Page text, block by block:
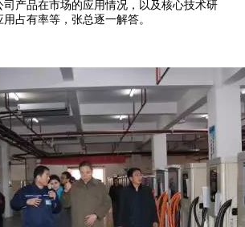
产品在市场的应用情况，以及核心技术研
占有率等，张总逐一解答。